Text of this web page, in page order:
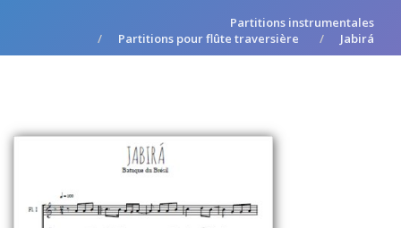
Partitions instrumentales
Partitions pour flûte traversière
Jabirá